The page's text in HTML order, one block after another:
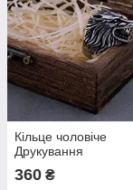
Кільце чоловіче
Друкування
360 ₴